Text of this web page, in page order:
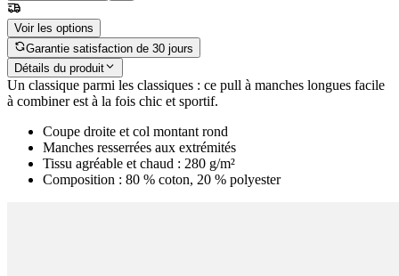
Voir les options
Garantie satisfaction de 30 jours
Détails du produit
Un classique parmi les classiques : ce pull à manches longues facile
à combiner est à la fois chic et sportif.
Coupe droite et col montant rond
Manches resserrées aux extrémités
Tissu agréable et chaud : 280 g/m²
Composition : 80 % coton, 20 % polyester